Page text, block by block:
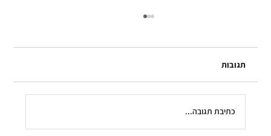
תגובות
כתיבת תגובה...